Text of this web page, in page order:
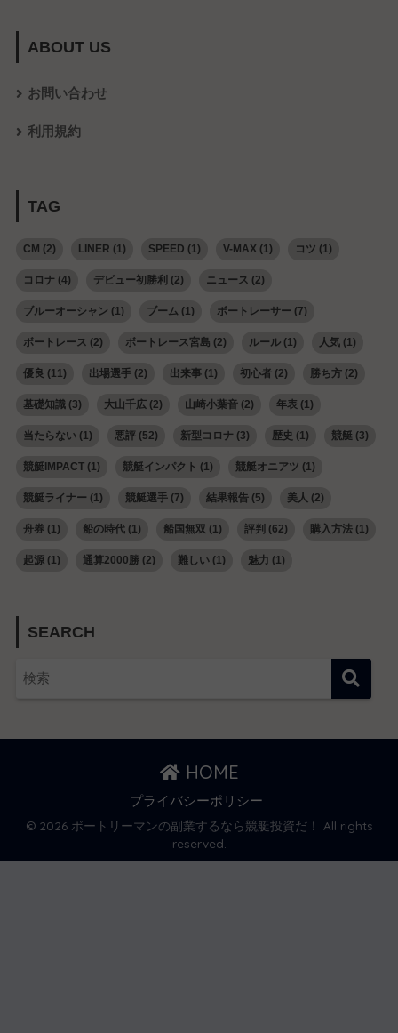
ABOUT US
お問い合わせ
利用規約
TAG
CM (2) LINER (1) SPEED (1) V-MAX(1) コツ (1)
コロナ(4) デビュー初勝利 (2) ニュース (2)
ブルーオーシャン (1) ブーム(1) ボートレーサー (7)
ボートレース (2) ボートレース宮島 (2) ルール(1) 人気(1)
優良 (11) 出場選手(2) 出来事(1) 初心者(2) 勝ち方(2)
基礎知識(3) 大山千広(2) 山崎小葉音(2) 年表(1)
当たらない(1) 悪評(52) 新型コロナ(3) 歴史 (1) 競艇 (3)
競艇IMPACT(1) 競艇インパクト (1) 競艇オニアツ (1)
競艇ライナー (1) 競艇選手(7) 結果報告(5) 美人 (2)
舟券(1) 船の時代(1) 船国無双 (1) 評判 (62) 購入方法(1)
起源(1) 通算2000勝(2) 難しい(1) 魅力 (1)
SEARCH
HOME
プライバシーポリシー
© 2026 ボートリーマンの副業するなら競艇投資だ！ All rights
reserved.